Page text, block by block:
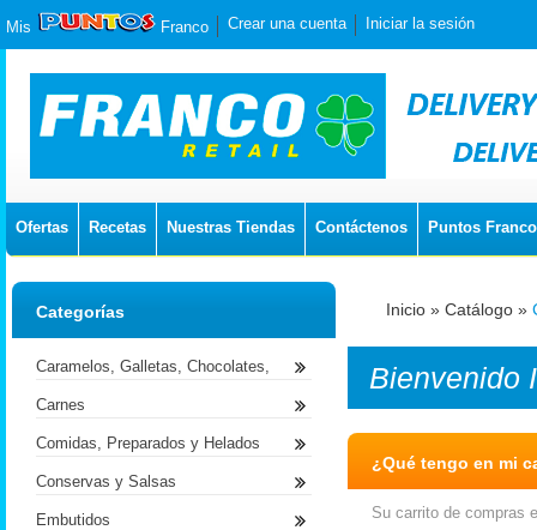
Mis Franco Crear una cuenta Iniciar la sesión
Ofertas Recetas Nuestras Tiendas Contáctenos Puntos Franco
Inicio » Catálogo »
Bienvenido
¿Qué tengo en mi
Su carrito de compras
Categorías
Caramelos, Galletas, Chocolates,
Carnes
Comidas, Preparados y Helados
Conservas y Salsas
Embutidos